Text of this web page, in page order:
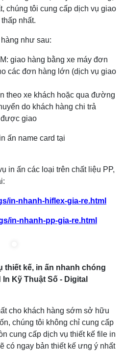
chúng tôi cung cấp dịch vụ giao
nhất.
như sau:
giao hàng bằng xe máy đơn
các đơn hàng lớn (dịch vụ giao
theo xe khách hoặc qua đường
do khách hàng chi trả
giao
ấn name card tại
in ấn các loại trên chất liệu PP,
in-nhanh-hiflex-gia-re.html
in-nhanh-pp-gia-re.html
thiết kế, in ấn nhanh chóng
Kỹ Thuật Số - Digital
cho khách hàng sớm sở hữu
chúng tôi không chỉ cung cấp
cung cấp dịch vụ thiết kế file in
có ngay bản thiết kế ưng ý nhất